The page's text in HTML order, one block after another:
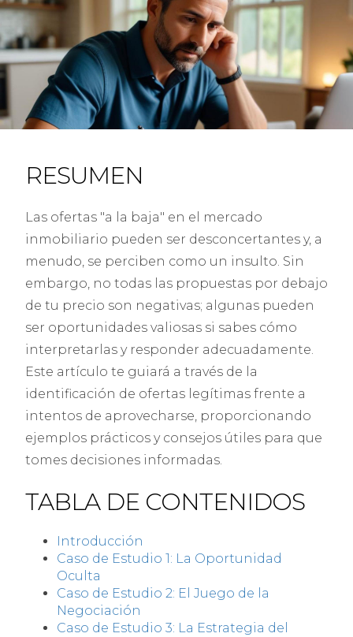
RESUMEN
Las ofertas "a la baja" en el mercado
inmobiliario pueden ser desconcertantes y, a
menudo, se perciben como un insulto. Sin
embargo, no todas las propuestas por debajo
de tu precio son negativas; algunas pueden
ser oportunidades valiosas si sabes cómo
interpretarlas y responder adecuadamente.
Este artículo te guiará a través de la
identificación de ofertas legítimas frente a
intentos de aprovecharse, proporcionando
ejemplos prácticos y consejos útiles para que
tomes decisiones informadas.
TABLA DE CONTENIDOS
Introducción
Caso de Estudio 1: La Oportunidad
Oculta
Caso de Estudio 2: El Juego de la
Negociación
Caso de Estudio 3: La Estrategia del